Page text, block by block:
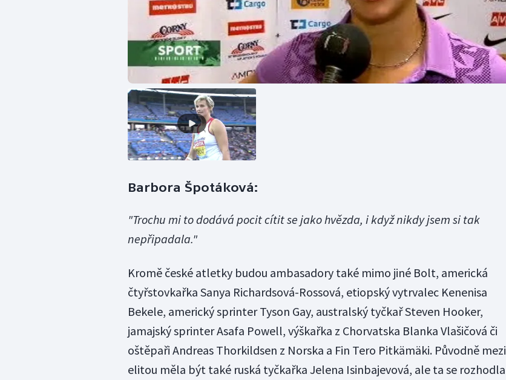
Barbora Špotáková:
"Trochu mi to dodává pocit cítit se jako hvězda, i když nikdy jsem si tak
nepřipadala."
Kromě české atletky budou ambasadory také mimo jiné Bolt, americká
čtyřstovkařka Sanya Richardsová-Rossová, etiopský vytrvalec Kenenisa
Bekele, americký sprinter Tyson Gay, australský tyčkař Steven Hooker,
jamajský sprinter Asafa Powell, výškařka z Chorvatska Blanka Vlašičová či
oštěpaři Andreas Thorkildsen z Norska a Fin Tero Pitkämäki. Původně mezi
elitou měla být také ruská tyčkařka Jelena Isinbajevová, ale ta se rozhodla